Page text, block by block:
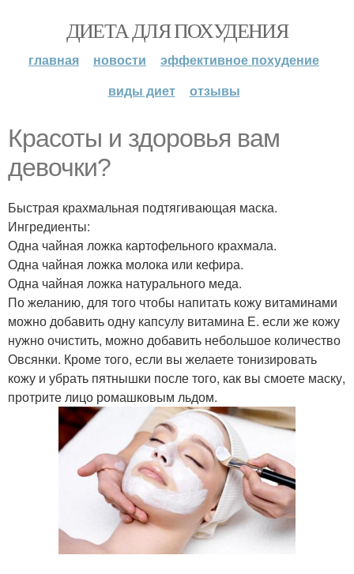
ДИЕТА ДЛЯ ПОХУДЕНИЯ
главная новости
эффективное похудение
виды диет
отзывы
Красоты и здоровья вам
девочки?
Быстрая крахмальная подтягивающая маска.
Ингредиенты:
Одна чайная ложка картофельного крахмала.
Одна чайная ложка молока или кефира.
Одна чайная ложка натурального меда.
По желанию, для того чтобы напитать кожу витаминами
можно добавить одну капсулу витамина Е. если же кожу
нужно очистить, можно добавить небольшое количество
Овсянки. Кроме того, если вы желаете тонизировать
кожу и убрать пятнышки после того, как вы смоете маску,
протрите лицо ромашковым льдом.